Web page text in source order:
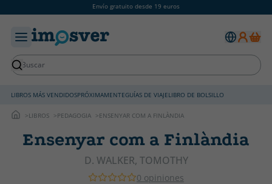
Envío gratuito desde 19 euros
LIBROS MÁS VENDIDOSPRÓXIMAMENTEGUÍAS DE VIAJELIBRO DE BOLSILLO
LIBROS PEDAGOGIA ENSENYAR COM A FINLÀNDIA
Ensenyar com a Finlàndia
D. WALKER, TOMOTHY
0 opiniones